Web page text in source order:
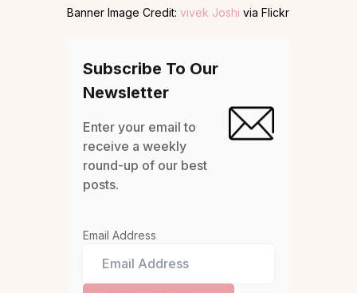
Banner Image Credit: vivek Joshi via Flickr
Subscribe To Our
Newsletter
Enter your email to
receive a weekly
round-up of our best
posts.
Email Address